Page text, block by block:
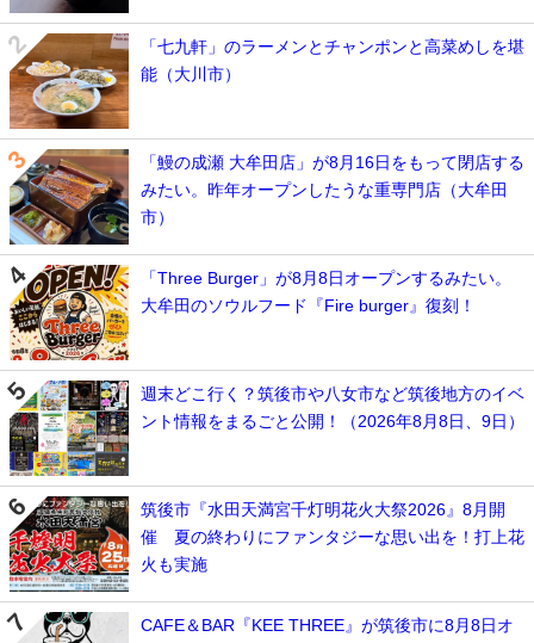
「七九軒」のラーメンとチャンポンと高菜めしを堪
能（大川市）
「鰻の成瀬 大牟田店」が8月16日をもって閉店する
みたい。昨年オープンしたうな重専門店（大牟田
市）
「Three Burger」が8月8日オープンするみたい。
大牟田のソウルフード『Fire burger』復刻！
週末どこ行く？筑後市や八女市など筑後地方のイベ
ント情報をまるごと公開！（2026年8月8日、9日）
筑後市『水田天満宮千灯明花火大祭2026』8月開
催 夏の終わりにファンタジーな思い出を！打上花
火も実施
CAFE＆BAR『KEE THREE』が筑後市に8月8日オ